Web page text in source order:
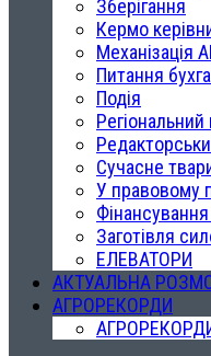
Зберігання
Кермо
Механізація
Питання
Подія
Регіональний
Сучасне
У правовому
Заготівля
ЕЛЕВАТОРИ
АКТУАЛЬНА
АГРОРЕКОРДИ